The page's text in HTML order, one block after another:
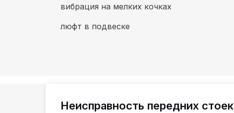
вибрация на мелких кочках
люфт в подвеске
Неисправность передних стоек